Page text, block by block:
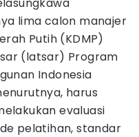
lima calon manajer
Putih (KDMP)
(latsar) Program
Indonesia
harus
evaluasi
pelatihan, standar